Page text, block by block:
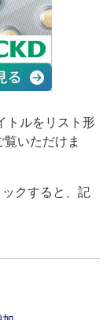
トルをリスト形
覧いただけま
クすると、記